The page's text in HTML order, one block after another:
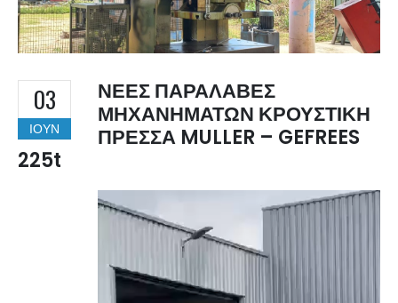
03
ΙΟΎΝ
ΝΕΕΣ ΠΑΡΑΛΑΒΕΣ
ΜΗΧΑΝΗΜΑΤΩΝ ΚΡΟΥΣΤΙΚΗ
ΠΡΕΣΣΑ MULLER – GEFREES
225t
Πρόγραμμα
Αναπαραγωγής